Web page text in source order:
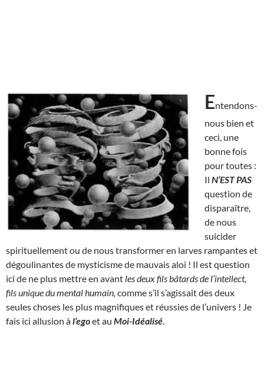
Entendons-
nous bien et
ceci, une
bonne fois
pour toutes :
Il N’EST PAS
question de
disparaître,
de nous
suicider
spirituellement ou de nous transformer en larves rampantes et
dégoulinantes de mysticisme de mauvais aloi ! Il est question
ici de ne plus mettre en avant les deux fils bâtards de l’intellect,
fils unique du mental humain, comme s’il s’agissait des deux
seules choses les plus magnifiques et réussies de l’univers ! Je
fais ici allusion àl’egoet au Moi-Idéalisé